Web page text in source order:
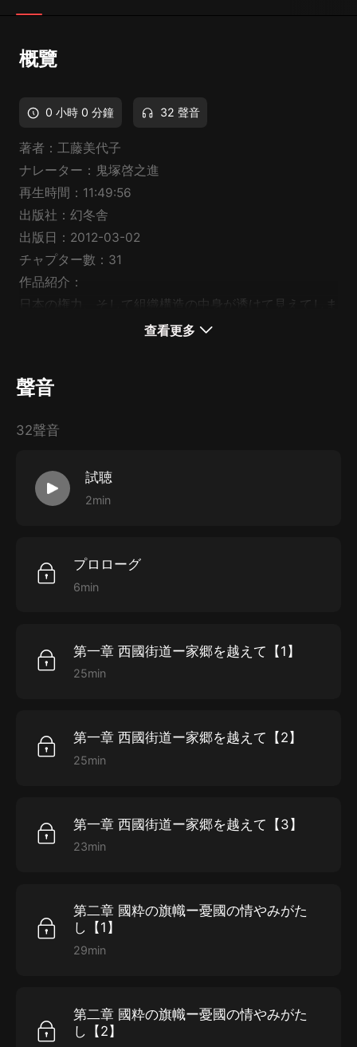
概覽
0 小時 0 分鐘 32 聲音
著者：工藤美代子
ナレーター：鬼塚啓之進
再生時間：11:49:56
出版社：幻冬舎
出版日：2012-03-02
チャプター數：31
作品紹介：
日本の権力、そして組織構造の中身が透けて見えてしま
うような一本。政財界の黒幕、日本の首領（ドン）とま
そんな笹川氏の知られざる素顔は、日本社會について、
川良一は、右翼、また政財界の黒幕としても扱われ、
る。自身で「私は世界で一番金持ちのファシストであ
る」と語る一方、現在の日本財団を創設するなど社會活
ケールの壯大さゆえ、本當の「笹川良一」を知ることは
困難となっている。世間一般に知られる「笹川良一像」
開けた・・・あまりにも壯絶なその人生から、社會を、
ください。
查看更多
聲音
32聲音
試聴
2min
プロローグ
6min
第一章 西國街道ー家郷を越えて【1】
25min
第一章 西國街道ー家郷を越えて【2】
25min
第一章 西國街道ー家郷を越えて【3】
23min
第二章 國粋の旗幟ー憂國の情やみがた
し【1】
29min
第二章 國粋の旗幟ー憂國の情やみがた
し【2】